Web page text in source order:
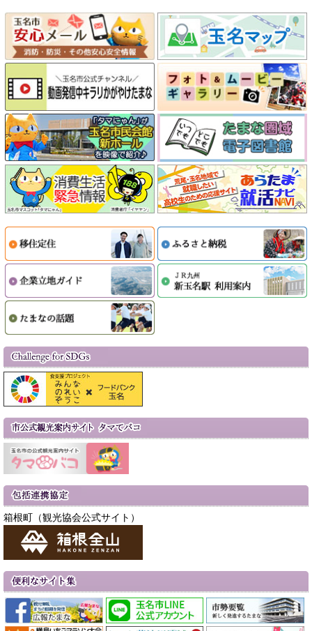
箱根町（観光協会公式サイト）